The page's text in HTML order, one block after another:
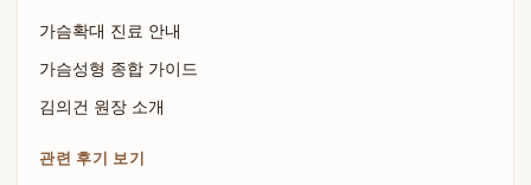
가슴확대 진료 안내
가슴성형 종합 가이드
김의건 원장 소개
관련 후기 보기